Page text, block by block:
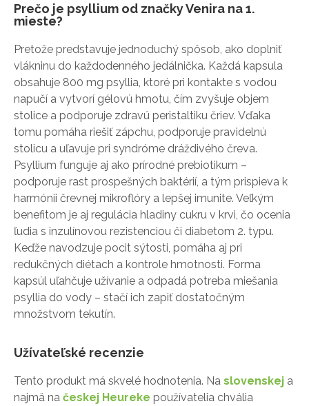
Prečo je psyllium od značky Venira na 1.
mieste?
Pretože predstavuje jednoduchý spôsob, ako doplniť
vlákninu do každodenného jedálnička. Každá kapsula
obsahuje 800 mg psyllia, ktoré pri kontakte s vodou
napučí a vytvorí gélovú hmotu, čím zvyšuje objem
stolice a podporuje zdravú peristaltiku čriev. Vďaka
tomu pomáha riešiť zápchu, podporuje pravidelnú
stolicu a uľavuje pri syndróme dráždivého čreva.
Psyllium funguje aj ako prírodné prebiotikum –
podporuje rast prospešných baktérií, a tým prispieva k
harmónii črevnej mikroflóry a lepšej imunite. Veľkým
benefitom je aj regulácia hladiny cukru v krvi, čo ocenia
ľudia s inzulínovou rezistenciou či diabetom 2. typu.
Keďže navodzuje pocit sýtosti, pomáha aj pri
redukčných diétach a kontrole hmotnosti. Forma
kapsúl uľahčuje užívanie a odpadá potreba miešania
psyllia do vody – stačí ich zapiť dostatočným
množstvom tekutín.
Užívateľské recenzie
Tento produkt má skvelé hodnotenia. Na slovenskej a
najmä na českej Heureke používatelia chvália